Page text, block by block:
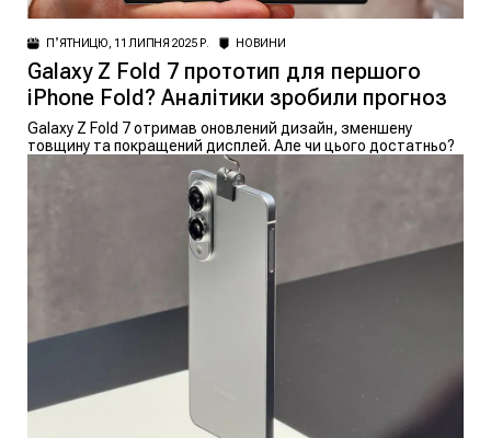
ПʼЯТНИЦЮ, 11 ЛИПНЯ 2025 Р. НОВИНИ
Galaxy Z Fold 7 прототип для першого
iPhone Fold? Аналітики зробили прогноз
Galaxy Z Fold 7 отримав оновлений дизайн, зменшену
товщину та покращений дисплей. Але чи цього достатньо?